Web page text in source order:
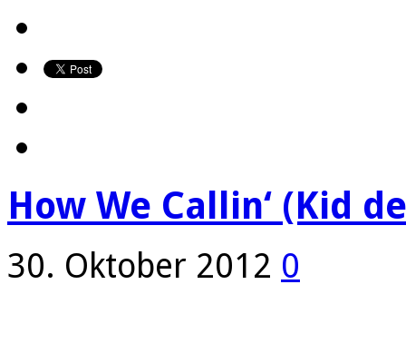
How We Callin‘ (Kid
30. Oktober 2012 0